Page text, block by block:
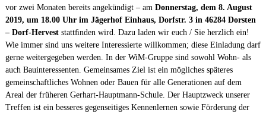
vor zwei Monaten bereits angekündigt – am Donnerstag, dem 8. August
2019, um 18.00 Uhr im Jägerhof Einhaus, Dorfstr. 3 in 46284 Dorsten
– Dorf-Herveststattﬁnden wird. Dazu laden wir euch / Sie herzlich ein!
Wie immer sind uns weitere Interessierte willkommen; diese Einladung darf
gerne weitergegeben werden. In der WiM-Gruppe sind sowohl Wohn- als
auch Bauinteressenten. Gemeinsames Ziel ist ein mögliches späteres
gemeinschaftliches Wohnen oder Bauen für alle Generationen auf dem
Areal der früheren Gerhart-Hauptmann-Schule. Der Hauptzweck unserer
Treffen ist ein besseres gegenseitiges Kennenlernen sowie Förderung der